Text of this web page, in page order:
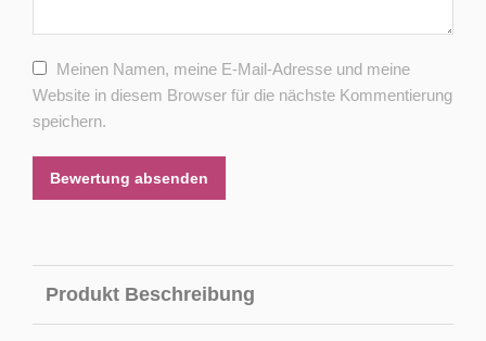
Meinen Namen, meine E-Mail-Adresse und meine
Website in diesem Browser für die nächste Kommentierung
speichern.
Bewertung absenden
Produkt Beschreibung